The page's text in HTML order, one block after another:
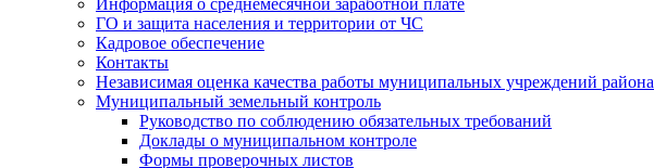
Информация о среднемесячной заработной плате
ГО и защита населения и территории от ЧС
Кадровое обеспечение
Контакты
Независимая оценка качества работы муниципальных учреждений района
Муниципальный земельный контроль
Руководство по соблюдению обязательных требований
Доклады о муниципальном контроле
Формы проверочных листов